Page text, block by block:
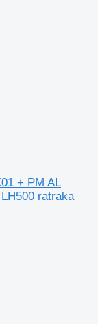
+ PM AL
ratraka